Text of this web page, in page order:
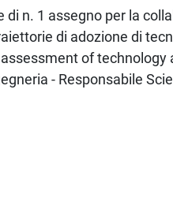
n. 1 assegno per la
di adozione di
of
- Responsabile